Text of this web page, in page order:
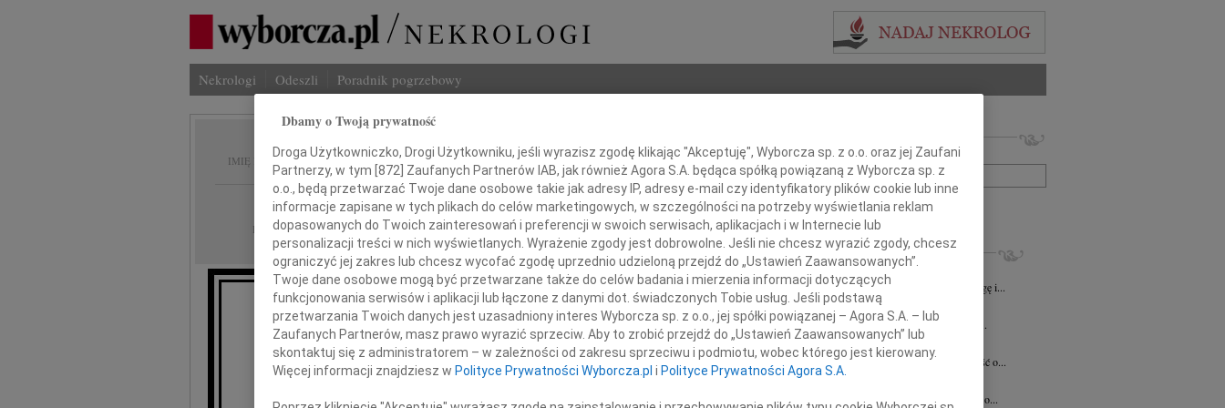
Nekrologi Odeszli Poradnik pogrzebowy
IMIĘ I NAZWISKO: Zofia Danuta Pietrasińska
REGION: Katowice
DATA EMISJI: 19.06.2020
Ze smutkiem żegnamy
Imię i nazwisko lub numer ogłoszenia:
+ szukanie zaawansowane
INNE NEKROLOGI
07.08.2026Katowice
Z wielkim smutkiem żegnamy naszego Kolegę i...
06.08.2026Katowice
Drogiej Koleżance Sabinie Kacan składamy...
Marcin Kurek
24.07.2026
Z głębokim smutkiem przyjęliśmy wiadomość o...
Tadeusz Zając
Z głębokim smutkiem przyjąłem wiadomość o...
Dbamy o Twoją prywatność
Droga Użytkowniczko, Drogi Użytkowniku, jeśli wyrazisz zgodę klikając "Akceptuję", Wyborcza sp. z o.o. oraz jej Zaufani
Partnerzy, w tym [872] Zaufanych Partnerów IAB, jak również Agora S.A. będąca spółką powiązaną z Wyborcza sp. z
o.o., będą przetwarzać Twoje dane osobowe takie jak adresy IP, adresy e-mail czy identyfikatory plików cookie lub inne
informacje zapisane w tych plikach do celów marketingowych, w szczególności na potrzeby wyświetlania reklam
dopasowanych do Twoich zainteresowań i preferencji w swoich serwisach, aplikacjach i w Internecie lub
personalizacji treści w nich wyświetlanych. Wyrażenie zgody jest dobrowolne. Jeśli nie chcesz wyrazić zgody, chcesz
ograniczyć jej zakres lub chcesz wycofać zgodę uprzednio udzieloną przejdź do „Ustawień Zaawansowanych”.
Twoje dane osobowe mogą być przetwarzane także do celów badania i mierzenia informacji dotyczących
funkcjonowania serwisów i aplikacji lub łączone z danymi dot. świadczonych Tobie usług. Jeśli podstawą
przetwarzania Twoich danych jest uzasadniony interes Wyborcza sp. z o.o., jej spółki powiązanej – Agora S.A. – lub
Zaufanych Partnerów, masz prawo wyrazić sprzeciw. Aby to zrobić przejdź do „Ustawień Zaawansowanych” lub
skontaktuj się z administratorem – w zależności od zakresu sprzeciwu i podmiotu, wobec którego jest kierowany.
Więcej informacji znajdziesz w Polityce Prywatności Wyborcza.pl i Polityce Prywatności Agora S.A.